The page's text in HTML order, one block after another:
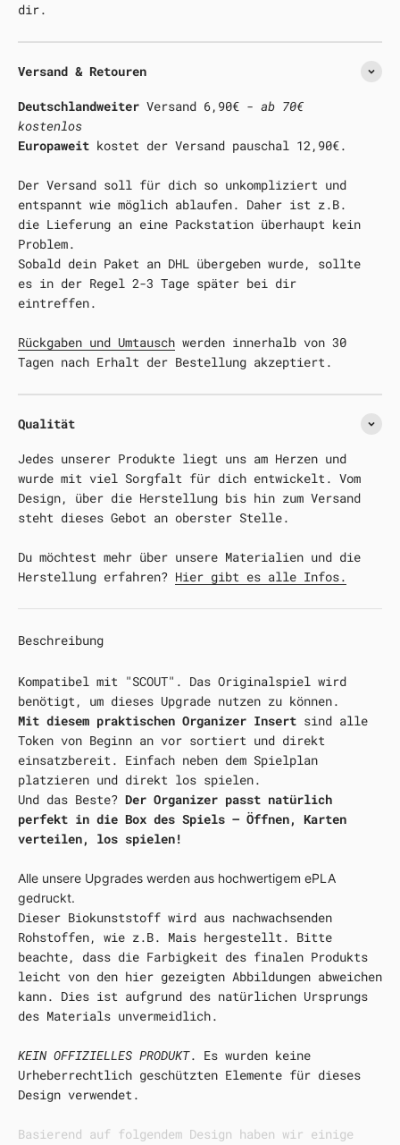
dir.
Versand & Retouren
Deutschlandweiter Versand 6,90€ - ab 70€
kostenlos
Europaweit kostet der Versand pauschal 12,90€.
Der Versand soll für dich so unkompliziert und
entspannt wie möglich ablaufen. Daher ist z.B.
die Lieferung an eine Packstation überhaupt kein
Problem.
Sobald dein Paket an DHL übergeben wurde, sollte
es in der Regel 2-3 Tage später bei dir
eintreffen.
Rückgaben und Umtausch werden innerhalb von 30
Tagen nach Erhalt der Bestellung akzeptiert.
Qualität
Jedes unserer Produkte liegt uns am Herzen und
wurde mit viel Sorgfalt für dich entwickelt. Vom
Design, über die Herstellung bis hin zum Versand
steht dieses Gebot an oberster Stelle.
Du möchtest mehr über unsere Materialien und die
Herstellung erfahren? Hier gibt es alle Infos.
Beschreibung
Kompatibel mit "SCOUT". Das Originalspiel wird
benötigt, um dieses Upgrade nutzen zu können.
Mit diesem praktischen Organizer Insert sind alle
Token von Beginn an vor sortiert und direkt
einsatzbereit. Einfach neben dem Spielplan
platzieren und direkt los spielen.
Und das Beste? Der Organizer passt natürlich
perfekt in die Box des Spiels – Öffnen, Karten
verteilen, los spielen!
Alle unsere Upgrades werden aus hochwertigem ePLA
gedruckt.
Dieser Biokunststoff wird aus nachwachsenden
Rohstoffen, wie z.B. Mais hergestellt. Bitte
beachte, dass die Farbigkeit des finalen Produkts
leicht von den hier gezeigten Abbildungen abweichen
kann. Dies ist aufgrund des natürlichen Ursprungs
des Materials unvermeidlich.
KEIN OFFIZIELLES PRODUKT. Es wurden keine
Urheberrechtlich geschützten Elemente für dieses
Design verwendet.
Basierend auf folgendem Design haben wir einige